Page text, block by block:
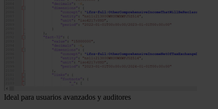
Ideal para usuarios avanzados y auditores